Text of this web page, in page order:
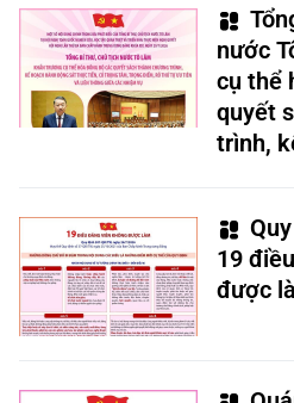
nước
cụ thể
quyết
trình,
19
được